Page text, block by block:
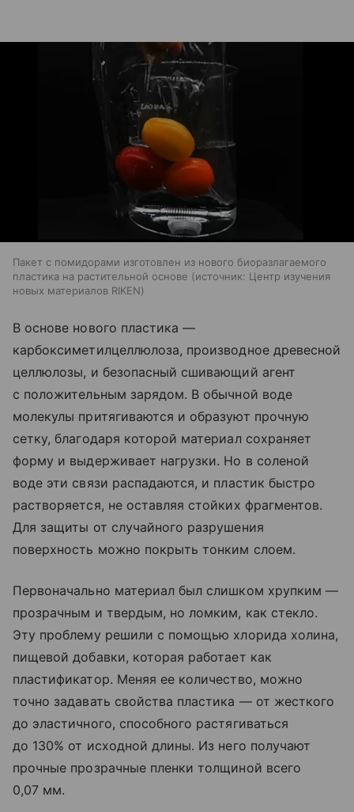
Пакет с помидорами изготовлен из нового биоразлагаемого
пластика на растительной основе
источник: Центр изучения
новых материалов RIKEN
В основе нового пластика —
карбоксиметилцеллюлоза, производное древесной
целлюлозы, и безопасный сшивающий агент
с положительным зарядом. В обычной воде
молекулы притягиваются и образуют прочную
сетку, благодаря которой материал сохраняет
форму и выдерживает нагрузки. Но в соленой
воде эти связи распадаются, и пластик быстро
растворяется, не оставляя стойких фрагментов.
Для защиты от случайного разрушения
поверхность можно покрыть тонким слоем.
Первоначально материал был слишком хрупким —
прозрачным и твердым, но ломким, как стекло.
Эту проблему решили с помощью хлорида холина,
пищевой добавки, которая работает как
пластификатор. Меняя ее количество, можно
точно задавать свойства пластика — от жесткого
до эластичного, способного растягиваться
до 130% от исходной длины. Из него получают
прочные прозрачные пленки толщиной всего
0,07 мм.